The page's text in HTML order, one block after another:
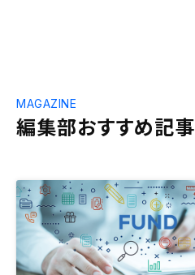
編集部おすすめ記事
MAGAZINE